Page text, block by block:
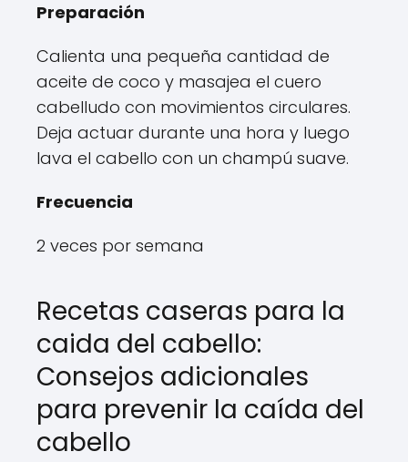
Preparación
Calienta una pequeña cantidad de
aceite de coco y masajea el cuero
cabelludo con movimientos circulares.
Deja actuar durante una hora y luego
lava el cabello con un champú suave.
Frecuencia
2 veces por semana
Recetas caseras para la
caida del cabello:
Consejos adicionales
para prevenir la caída del
cabello